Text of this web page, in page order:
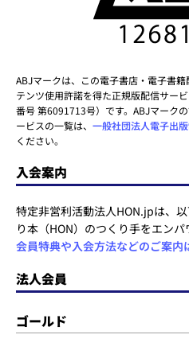
ABJマークは、この電子書店・電子書
テンツ使用許諾を得た正規版配信サー
番号 第6091713号）です。ABJマーク
ービスの一覧は、 一般社団法人電子出
ください。
入会案内
特定非営利活動法人HON.jpは、
り本（HON）のつくり手をエンパ
会員特典や入会方法などのご案内
法人会員
ゴールド